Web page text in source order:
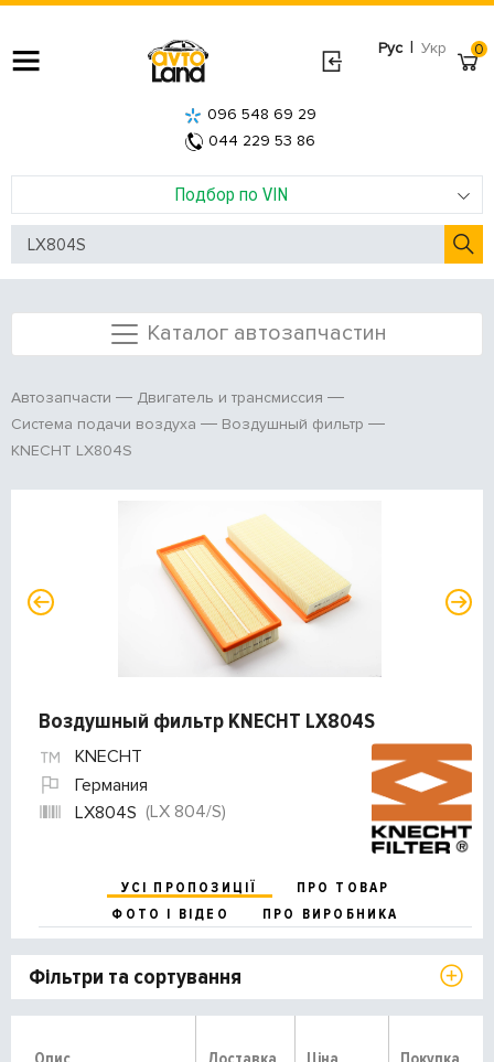
Рус | Укр
Подбор по VIN
096 548 69 29
044 229 53 86
0
Каталог автозапчастин
Автозапчасти
Двигатель и трансмиссия
Система подачи воздуха
Воздушный фильтр
KNECHT LX804S
Воздушный фильтр KNECHT LX804S
KNECHT
Германия
LX804S (LX 804/S)
УСІ ПРОПОЗИЦІЇ
ПРО ТОВАР
ФОТО І ВІДЕО
ПРО ВИРОБНИКА
Фільтри та сортування